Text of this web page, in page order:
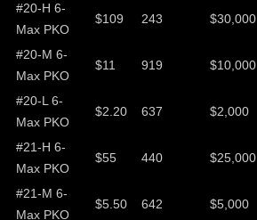
#20-H 6-
Max PKO
$109 243 $30,000
#20-M 6-
Max PKO
$11 919 $10,000
#20-L 6-
Max PKO
$2.20 637 $2,000
#21-H 6-
Max PKO
$55 440 $25,000
#21-M 6-
Max PKO
$5.50 642 $5,000